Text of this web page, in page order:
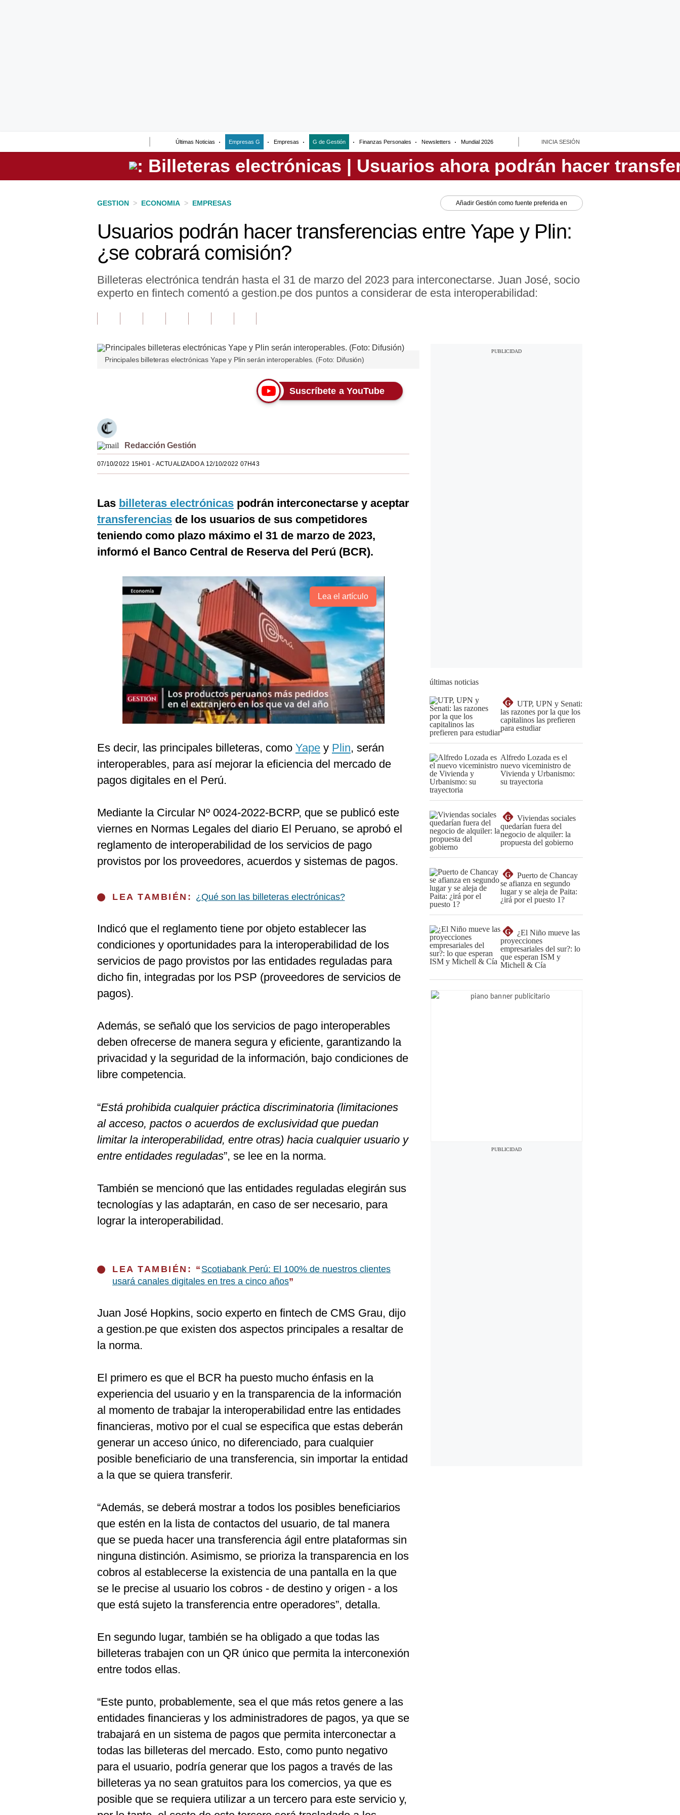
Últimas Noticias Empresas G Empresas G de Gestión Finanzas Personales Newsletters Mundial 2026 INICIA SESIÓN
Perú
GESTION > ECONOMIA > EMPRESAS Añadir Gestión como fuente preferida en
Usuarios podrán hacer transferencias entre Yape y Plin:
¿se cobrará comisión?
Billeteras electrónica tendrán hasta el 31 de marzo del 2023 para interconectarse. Juan José, socio
experto en fintech comentó a gestion.pe dos puntos a considerar de esta interoperabilidad:
Principales billeteras electrónicas Yape y Plin serán interoperables. (Foto: Difusión)
Suscríbete a YouTube
Redacción Gestión
07/10/2022 15H01 - ACTUALIZADO A 12/10/2022 07H43
Las billeteras electrónicas podrán interconectarse y aceptar
transferencias de los usuarios de sus competidores
teniendo como plazo máximo el 31 de marzo de 2023,
informó el Banco Central de Reserva del Perú (BCR).
Lea el artículo
Es decir, las principales billeteras, como Yape y Plin, serán
interoperables, para así mejorar la eficiencia del mercado de
pagos digitales en el Perú.
Mediante la Circular Nº 0024-2022-BCRP, que se publicó este
viernes en Normas Legales del diario El Peruano, se aprobó el
reglamento de interoperabilidad de los servicios de pago
provistos por los proveedores, acuerdos y sistemas de pagos.
LEA TAMBIÉN: ¿Qué son las billeteras electrónicas?
Indicó que el reglamento tiene por objeto establecer las
condiciones y oportunidades para la interoperabilidad de los
servicios de pago provistos por las entidades reguladas para
dicho fin, integradas por los PSP (proveedores de servicios de
pagos).
Además, se señaló que los servicios de pago interoperables
deben ofrecerse de manera segura y eficiente, garantizando la
privacidad y la seguridad de la información, bajo condiciones de
libre competencia.
“Está prohibida cualquier práctica discriminatoria (limitaciones
al acceso, pactos o acuerdos de exclusividad que puedan
limitar la interoperabilidad, entre otras) hacia cualquier usuario y
entre entidades reguladas”, se lee en la norma.
También se mencionó que las entidades reguladas elegirán sus
tecnologías y las adaptarán, en caso de ser necesario, para
lograr la interoperabilidad.
LEA TAMBIÉN: “ Scotiabank Perú: El 100% de nuestros clientes
usará canales digitales en tres a cinco años”
Juan José Hopkins, socio experto en fintech de CMS Grau, dijo
a gestion.pe que existen dos aspectos principales a resaltar de
la norma.
El primero es que el BCR ha puesto mucho énfasis en la
experiencia del usuario y en la transparencia de la información
al momento de trabajar la interoperabilidad entre las entidades
financieras, motivo por el cual se especifica que estas deberán
generar un acceso único, no diferenciado, para cualquier
posible beneficiario de una transferencia, sin importar la entidad
a la que se quiera transferir.
“Además, se deberá mostrar a todos los posibles beneficiarios
que estén en la lista de contactos del usuario, de tal manera
que se pueda hacer una transferencia ágil entre plataformas sin
ninguna distinción. Asimismo, se prioriza la transparencia en los
cobros al establecerse la existencia de una pantalla en la que
se le precise al usuario los cobros - de destino y origen - a los
que está sujeto la transferencia entre operadores”, detalla.
En segundo lugar, también se ha obligado a que todas las
billeteras trabajen con un QR único que permita la interconexión
entre todos ellas.
“Este punto, probablemente, sea el que más retos genere a las
entidades financieras y los administradores de pagos, ya que se
trabajará en un sistema de pagos que permita interconectar a
todas las billeteras del mercado. Esto, como punto negativo
para el usuario, podría generar que los pagos a través de las
billeteras ya no sean gratuitos para los comercios, ya que es
posible que se requiera utilizar a un tercero para este servicio y,
últimas noticias
G
UTP, UPN y Senati:
las razones por la que los
capitalinos las prefieren
para estudiar
Alfredo Lozada es el
nuevo viceministro de
Vivienda y Urbanismo:
su trayectoria
G
Viviendas sociales
quedarían fuera del
negocio de alquiler: la
propuesta del gobierno
G
Puerto de Chancay
se afianza en segundo
lugar y se aleja de Paita:
¿irá por el puesto 1?
G
¿El Niño mueve las
proyecciones
empresariales del sur?: lo
que esperan ISM y
Michell & Cía